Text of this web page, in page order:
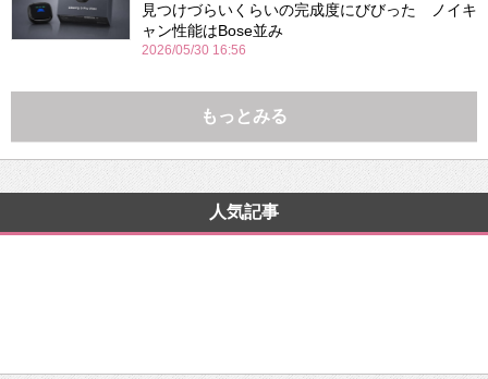
見つけづらいくらいの完成度にびびった ノイキ
ャン性能はBose並み
2026/05/30 16:56
もっとみる
人気記事